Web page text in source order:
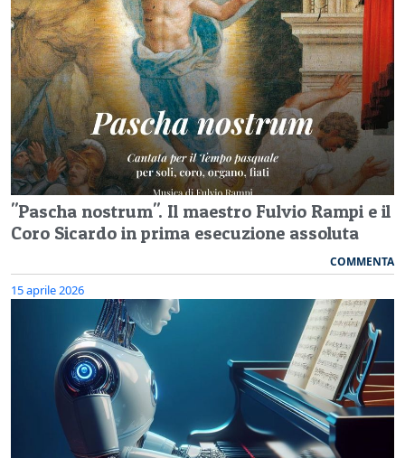
"Pascha nostrum". Il maestro Fulvio Rampi e il
Coro Sicardo in prima esecuzione assoluta
COMMENTA
15 aprile 2026